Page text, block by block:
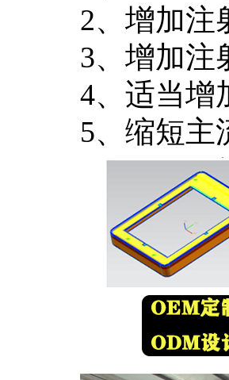
2、增加注
3、增加注
4、适当增
5、缩短主